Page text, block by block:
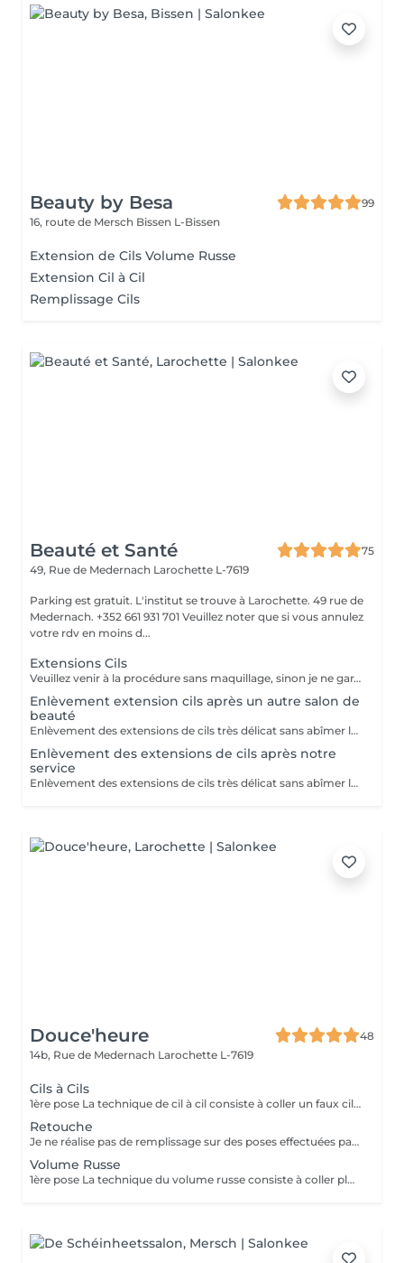
Beauty by Besa
99
16, route de Mersch Bissen L-Bissen
Extension de Cils Volume Russe
Extension Cil à Cil
Remplissage Cils
Beauté et Santé
75
49, Rue de Medernach Larochette L-7619
Parking est gratuit. L'institut se trouve à Larochette. 49 rue de
Medernach. +352 661 931 701 Veuillez noter que si vous annulez
votre rdv en moins d...
Extensions Cils
Veuillez venir à la procédure sans maquillage, sinon je ne garantis pas la qualité La correction chaque 2-3 semaines, avec 50-70% cils restant / De nouvelles extensions de cils en 4 à 7 semaines. Recommandations: 1. Durant les premières 24 h après la procédure éviter le contacte directe avec du l'eau. 2. Ne pas frotter ou toucher les cils avec les mains. Ne pas dormir le visage contre l'oreiller. Si l'il pique toucher juste la paupière mobile. 3. Durant 2 jours n'est pas recommandé a fréquenter le sauna, solarium, piscine. 4. Se laver uniquement avec des produits qui ne contient pas du huile. Autour des yeux est mieux de laver avec du l'eau au savon et bourgeon de cotton. 5. N'utiliser pas le mascara. 6. Enlever uniquement chez le Master. Ne pas tirer. 8. Brosser les cils avec une brosse dédier pour ça matin et soir.
Enlèvement extension cils après un autre salon de
beauté
Enlèvement des extensions de cils très délicat sans abîmer les cils naturels!
Enlèvement des extensions de cils après notre
service
Enlèvement des extensions de cils très délicat sans abîmer les cils naturels!
Douce'heure
48
14b, Rue de Medernach Larochette L-7619
Cils à Cils
1ère pose La technique de cil à cil consiste à coller un faux cil sur chacun de vos cils naturels. De cette façon, il est possible d'agir sur leur longueur, leur courbure, et de leur épaisseur.
Retouche
Je ne réalise pas de remplissage sur des poses effectuées par d'autres techniciennes. Pour un regard toujours parfait, une vérification ou un entretien toutes les 3 à 4 semaines est nécessaire, afin de poser d'autres extensions sur les nouveaux cils qui sont tombés.
Volume Russe
1ère pose La technique du volume russe consiste à coller plusieurs faux cils sur chacun de vos cils naturels. De cette façon, il est possible d'agir sur leur longueur, leur courbure, leur épaisseur et leur volume